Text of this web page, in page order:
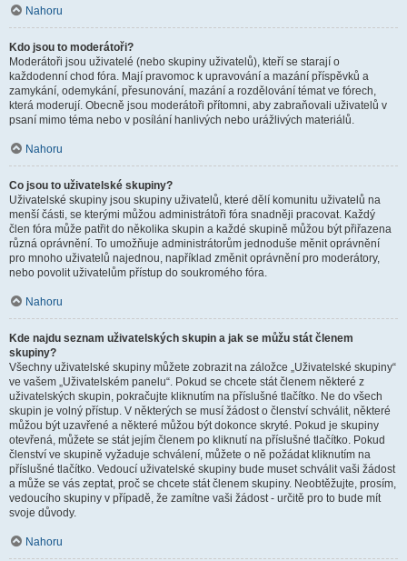
Nahoru
Kdo jsou to moderátoři?
Moderátoři jsou uživatelé (nebo skupiny uživatelů), kteří se starají o
každodenní chod fóra. Mají pravomoc k upravování a mazání příspěvků a
zamykání, odemykání, přesunování, mazání a rozdělování témat ve fórech,
která moderují. Obecně jsou moderátoři přítomni, aby zabraňovali uživatelů v
psaní mimo téma nebo v posílání hanlivých nebo urážlivých materiálů.
Nahoru
Co jsou to uživatelské skupiny?
Uživatelské skupiny jsou skupiny uživatelů, které dělí komunitu uživatelů na
menší části, se kterými můžou administrátoři fóra snadněji pracovat. Každý
člen fóra může patřit do několika skupin a každé skupině můžou být přiřazena
různá oprávnění. To umožňuje administrátorům jednoduše měnit oprávnění
pro mnoho uživatelů najednou, například změnit oprávnění pro moderátory,
nebo povolit uživatelům přístup do soukromého fóra.
Nahoru
Kde najdu seznam uživatelských skupin a jak se můžu stát členem
skupiny?
Všechny uživatelské skupiny můžete zobrazit na záložce „Uživatelské skupiny“
ve vašem „Uživatelském panelu“. Pokud se chcete stát členem některé z
uživatelských skupin, pokračujte kliknutím na příslušné tlačítko. Ne do všech
skupin je volný přístup. V některých se musí žádost o členství schválit, některé
můžou být uzavřené a některé můžou být dokonce skryté. Pokud je skupiny
otevřená, můžete se stát jejím členem po kliknutí na příslušné tlačítko. Pokud
členství ve skupině vyžaduje schválení, můžete o ně požádat kliknutím na
příslušné tlačítko. Vedoucí uživatelské skupiny bude muset schválit vaši žádost
a může se vás zeptat, proč se chcete stát členem skupiny. Neobtěžujte, prosím,
vedoucího skupiny v případě, že zamítne vaši žádost - určitě pro to bude mít
svoje důvody.
Nahoru